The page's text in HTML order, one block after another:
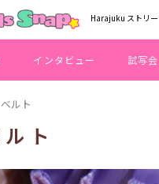
Harajuku ストリ
インタビュー 試写会
ルト
ト